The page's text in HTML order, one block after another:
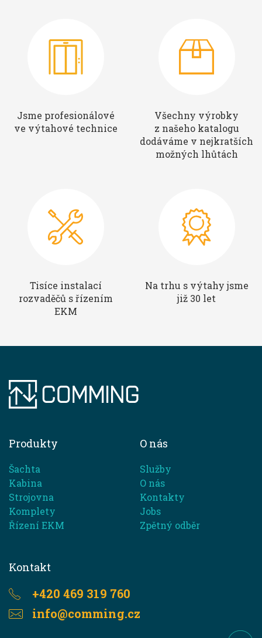
Jsme profesionálové
ve výtahové technice
Všechny výrobky
z našeho katalogu
dodáváme v nejkratších
možných lhůtách
Tisíce instalací
rozvaděčů s řízením
EKM
Na trhu s výtahy jsme
již 30 let
Produkty
Šachta
Kabina
Strojovna
Komplety
Řízení EKM
O nás
Služby
O nás
Kontakty
Jobs
Zpětný odběr
Kontakt
+420 469 319 760
info@comming.cz